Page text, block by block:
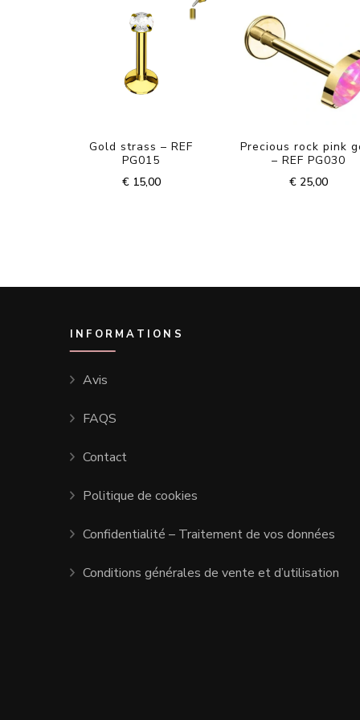
Gold strass – REF
PG015
€15,00
Precious rock pink
– REF PG030
€25,00
INFORMATIONS
Avis
FAQS
Contact
Politique de cookies
Confidentialité – Traitement de vos données
Conditions générales de vente et d’utilisation